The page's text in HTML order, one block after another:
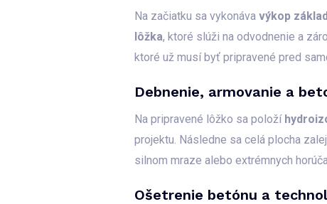
Na začiatku sa vykonáva výkop
lôžka, ktoré slúži na odvodnenie a
ktoré už musí byť pripravené pred
Debnenie, armovanie a
Na pripravené lôžko sa položí
projektu. Následne sa celá plocha
silnom mraze alebo extrémnych
Ošetrenie betónu a